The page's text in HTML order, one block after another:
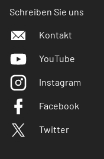
Schreiben Sie uns
Kontakt
YouTube
Instagram
Facebook
Twitter